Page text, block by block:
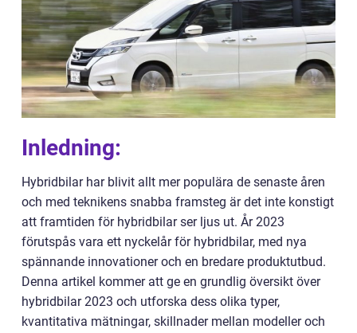
Inledning:
Hybridbilar har blivit allt mer populära de senaste åren
och med teknikens snabba framsteg är det inte konstigt
att framtiden för hybridbilar ser ljus ut. År 2023
förutspås vara ett nyckelår för hybridbilar, med nya
spännande innovationer och en bredare produktutbud.
Denna artikel kommer att ge en grundlig översikt över
hybridbilar 2023 och utforska dess olika typer,
kvantitativa mätningar, skillnader mellan modeller och